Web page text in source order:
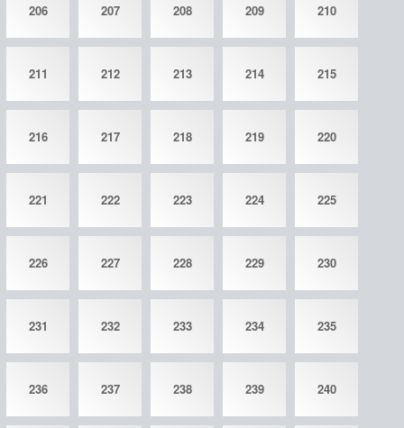
206 207 208 209 210
211 212 213 214 215
216 217 218 219 220
221 222 223 224 225
226 227 228 229 230
231 232 233 234 235
236 237 238 239 240